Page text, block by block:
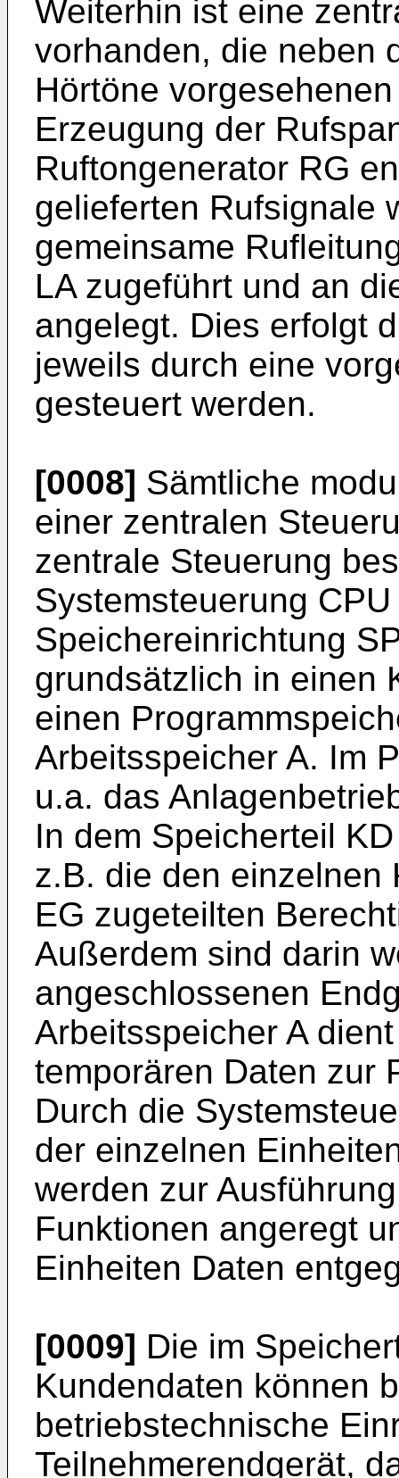
Weiterhin ist eine
vorhanden, die neben
Hörtöne
Erzeugung der
Ruftongenerator RG
gelieferten Rufsignale
gemeinsame
LA zugeführt und an
angelegt. Dies erfolgt
jeweils durch eine
gesteuert werden.
[0008] Sämtliche
einer zentralen
zentrale Steuerung
Systemsteuerung
Speichereinrichtung
grundsätzlich in einen
einen
Arbeitsspeicher A. Im
u.a. das
In dem Speicherteil
z.B. die den einzelnen
EG zugeteilten
Außerdem sind darin
angeschlossenen
Arbeitsspeicher A
temporären Daten zur
Durch die
der einzelnen
werden zur
Funktionen angeregt
Einheiten Daten
[0009] Die im
Kundendaten können
betriebstechnische
Teilnehmerendgerät,